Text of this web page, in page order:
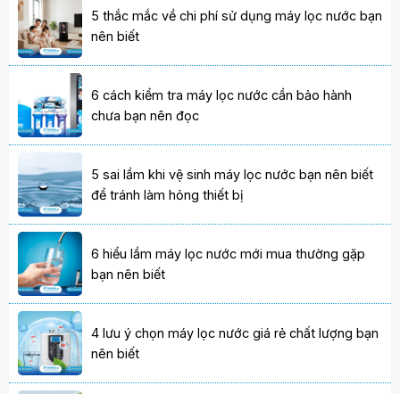
5 thắc mắc về chi phí sử dụng máy lọc nước bạn
nên biết
6 cách kiểm tra máy lọc nước cần bảo hành
chưa bạn nên đọc
5 sai lầm khi vệ sinh máy lọc nước bạn nên biết
để tránh làm hỏng thiết bị
6 hiểu lầm máy lọc nước mới mua thường gặp
bạn nên biết
4 lưu ý chọn máy lọc nước giá rẻ chất lượng bạn
nên biết